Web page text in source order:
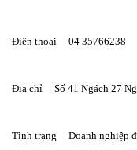
Điện thoại     04 35766238
Địa chỉ     Số 41 Ngách 27
Tình trạng     Doanh nghiệp